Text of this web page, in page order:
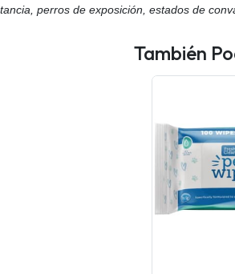
perros de exposición, estados de
También